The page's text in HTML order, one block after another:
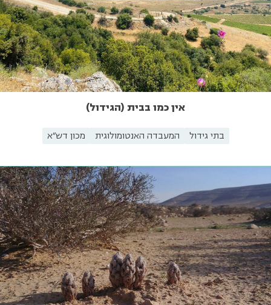
אין כמו בבית (הגידול)
בתי גידול המעבדה האנטומולוגית מכון דש"א